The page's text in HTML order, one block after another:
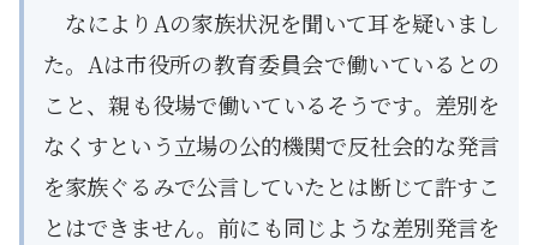
なによりAの家族状況を聞いて耳を疑いまし
た。Aは市役所の教育委員会で働いているとの
こと、親も役場で働いているそうです。差別を
なくすという立場の公的機関で反社会的な発言
を家族ぐるみで公言していたとは断じて許すこ
とはできません。前にも同じような差別発言を